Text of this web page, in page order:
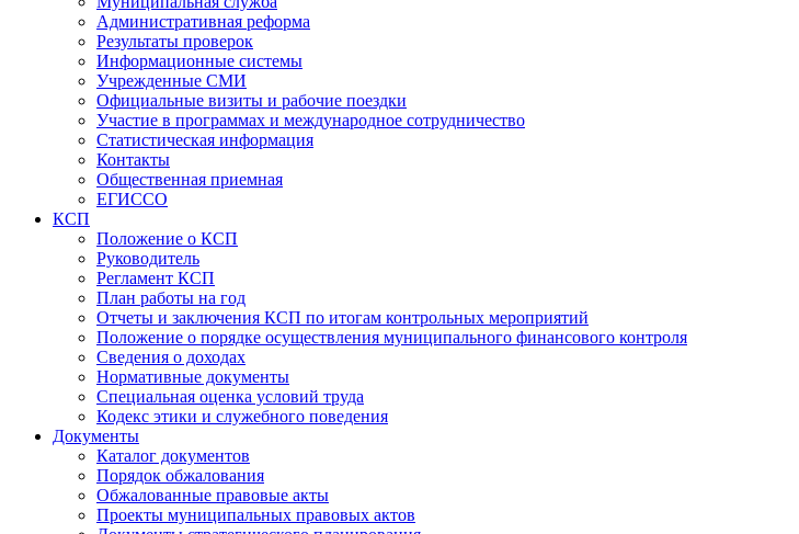
Административная реформа
Результаты проверок
Информационные системы
Учрежденные СМИ
Официальные визиты и рабочие поездки
Участие в программах и международное сотрудничество
Статистическая информация
Контакты
Общественная приемная
ЕГИССО
КСП
Положение о КСП
Руководитель
Регламент КСП
План работы на год
Отчеты и заключения КСП по итогам контрольных мероприятий
Положение о порядке осуществления муниципального финансового контроля
Сведения о доходах
Нормативные документы
Специальная оценка условий труда
Кодекс этики и служебного поведения
Документы
Каталог документов
Порядок обжалования
Обжалованные правовые акты
Проекты муниципальных правовых актов